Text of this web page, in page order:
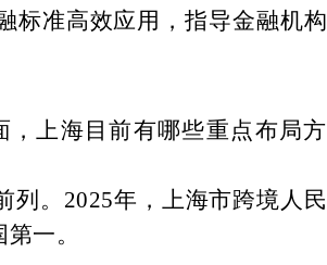
标准高效应用，指导金融机构
上海目前有哪些重点布局方
。 2025年，上海市跨境人民
一。